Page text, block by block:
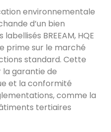
environnementale
d’un bien
BREEAM, HQE
prime sur le marché
standard. Cette
la garantie de
et la conformité
comme la
tertiaires